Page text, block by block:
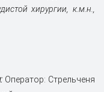
хирургии, к.м.н.,
Оператор: Стрельченя